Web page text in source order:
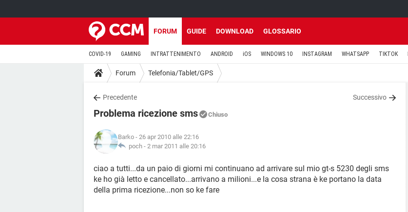
FORUM GUIDE DOWNLOAD GLOSSARIO
COVID-19 GAMING INTRATTENIMENTO ANDROID iOS WINDOWS 10 INSTAGRAM WHATSAPP TIKTOK
Forum Telefonia/Tablet/GPS
Precedente Successivo
Problema ricezione sms Chiuso
Barko - 26 apr 2010 alle 22:16
poch - 2 mar 2011 alle 20:16
ciao a tutti...da un paio di giorni mi continuano ad arrivare sul mio gt-s 5230 degli sms
ke ho già letto e cancellato...arrivano a milioni...e la cosa strana è ke portano la data
della prima ricezione...non so ke fare